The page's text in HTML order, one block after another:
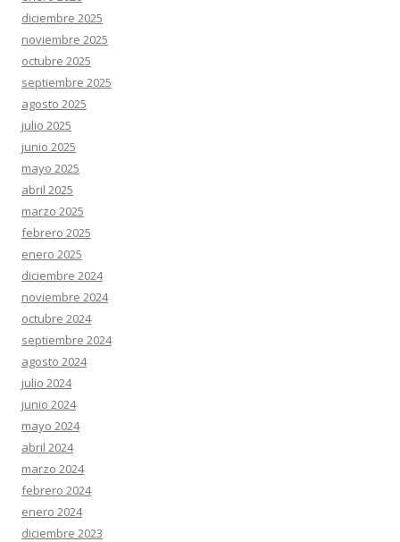
diciembre 2025
noviembre 2025
octubre 2025
septiembre 2025
agosto 2025
julio 2025
junio 2025
mayo 2025
abril 2025
marzo 2025
febrero 2025
enero 2025
diciembre 2024
noviembre 2024
octubre 2024
septiembre 2024
agosto 2024
julio 2024
junio 2024
mayo 2024
abril 2024
marzo 2024
febrero 2024
enero 2024
diciembre 2023